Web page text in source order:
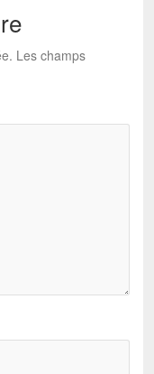
Les champs